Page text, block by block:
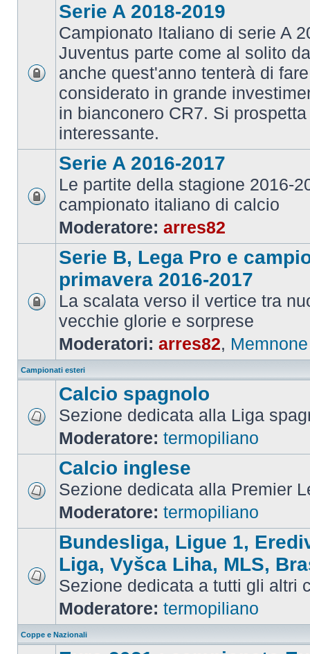
Serie A 2018-2019
Campionato Italiano di serie A
Juventus parte come al solito
anche quest'anno tenterà di
considerato in grande
in bianconero CR7. Si
interessante.
Serie A 2016-2017
Le partite della stagione 2016-
campionato italiano di calcio
Moderatore: arres82
Serie B, Lega Pro e
primavera 2016-2017
La scalata verso il vertice tra
vecchie glorie e sorprese
Moderatori: arres82, Memnone
Campionati esteri
Calcio spagnolo
Sezione dedicata alla Liga
Moderatore: termopiliano
Calcio inglese
Sezione dedicata alla Premier
Moderatore: termopiliano
Bundesliga, Ligue 1,
Liga, Vyšca Liha, MLS,
Sezione dedicata a tutti gli altri
Moderatore: termopiliano
Coppe e Nazionali